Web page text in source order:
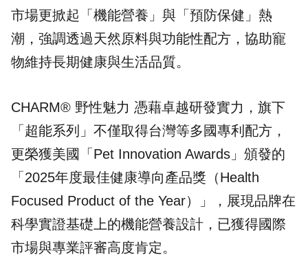
市場更掀起「機能營養」與「預防保健」熱
潮，強調透過天然原料與功能性配方，協助寵
物維持長期健康與生活品質。
CHARM® 野性魅力 憑藉卓越研發實力，旗下
「超能系列」不僅取得台灣等多國專利配方，
更榮獲美國「Pet Innovation Awards」頒發的
「 2025年度最佳健康導向產品獎 （Health
Focused Product of the Year）」，展現品牌在
科學實證基礎上的機能營養設計，已獲得國際
市場與專業評審高度肯定。